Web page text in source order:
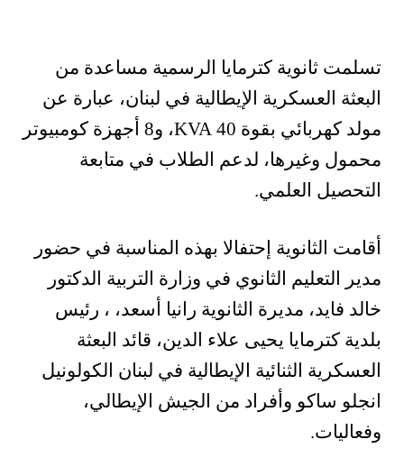
تسلمت ثانوية كترمايا الرسمية مساعدة من
البعثة العسكرية الإيطالية في لبنان، عبارة عن
مولد كهربائي بقوة 40 KVA، و8 أجهزة كومبيوتر
محمول وغيرها، لدعم الطلاب في متابعة
التحصيل العلمي.
أقامت الثانوية إحتفالا بهذه المناسبة في حضور
مدير التعليم الثانوي في وزارة التربية الدكتور
خالد فايد، مديرة الثانوية رانيا أسعد، ، رئيس
بلدية كترمايا يحيى علاء الدين، قائد البعثة
العسكرية الثنائية الإيطالية في لبنان الكولونيل
انجلو ساكو وأفراد من الجيش الإيطالي،
وفعاليات.